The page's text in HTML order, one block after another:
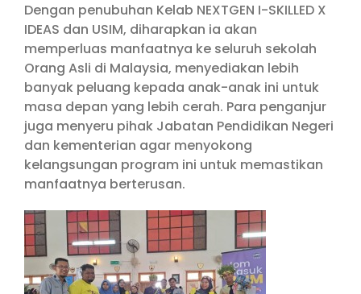
Dengan penubuhan Kelab NEXTGEN I-SKILLED X
IDEAS dan USIM, diharapkan ia akan
memperluas manfaatnya ke seluruh sekolah
Orang Asli di Malaysia, menyediakan lebih
banyak peluang kepada anak-anak ini untuk
masa depan yang lebih cerah. Para penganjur
juga menyeru pihak Jabatan Pendidikan Negeri
dan kementerian agar menyokong
kelangsungan program ini untuk memastikan
manfaatnya berterusan.